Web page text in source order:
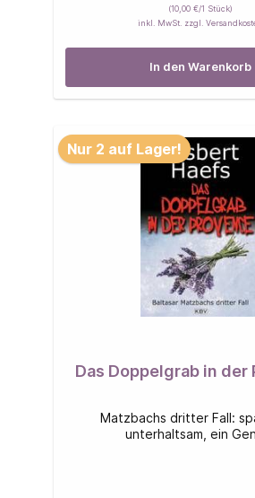
(10,00 €/1 Stück)
inkl. MwSt. zzgl.
In den Warenkorb
Nur 2 auf Lager!
Das Doppelgrab in der
Matzbachs dritter Fall:
unterhaltsam, ein